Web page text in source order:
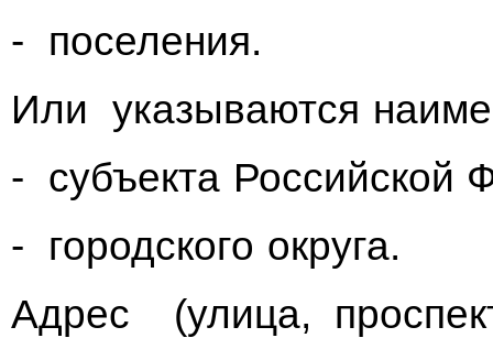
- поселения.
Или указываются
- субъекта Российской
- городского округа.
Адрес (улица,